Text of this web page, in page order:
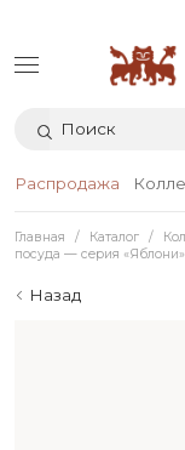
Распродажа
Главная Каталог
посуда — серия «Яблони»
Назад